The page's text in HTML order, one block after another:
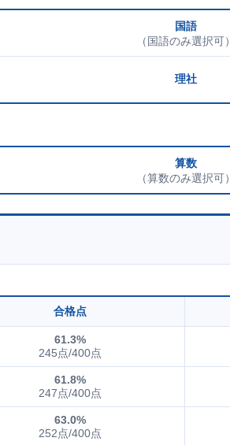
国語
（国語のみ選択可）
理社
算数
（算数のみ選択可）
合格点
61.3%
245点/400点
61.8%
247点/400点
63.0%
252点/400点